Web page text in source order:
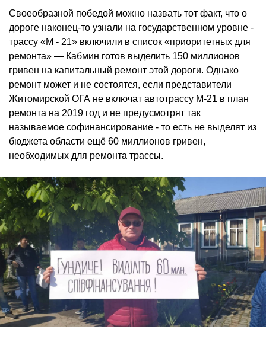
Своеобразной победой можно назвать тот факт, что о
дороге наконец-то узнали на государственном уровне -
трассу «М - 21» включили в список «приоритетных для
ремонта» — Кабмин готов выделить 150 миллионов
гривен на капитальный ремонт этой дороги. Однако
ремонт может и не состоятся, если представители
Житомирской ОГА не включат автотрассу М-21 в план
ремонта на 2019 год и не предусмотрят так
называемое софинансирование - то есть не выделят из
бюджета области ещё 60 миллионов гривен,
необходимых для ремонта трассы.